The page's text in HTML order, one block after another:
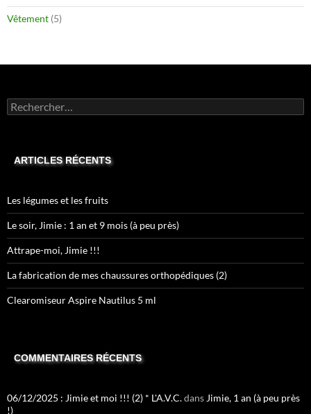
Vêtement (5)
Rechercher :
ARTICLES RÉCENTS
Les légumes et les fruits
Le soir, Jimie : 1 an et 9 mois (à peu près)
Attrape-moi, Jimie !!!
La fabrication de mes chaussures orthopédiques (2)
Clearomiseur Aspire Nautilus 5 ml
COMMENTAIRES RÉCENTS
06/12/2025 : Jimie et moi !!! (2) * L'A.V.C.dans Jimie, 1 an (à peu près
!)